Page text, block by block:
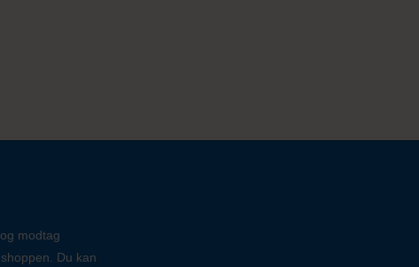
modtag
Du kan